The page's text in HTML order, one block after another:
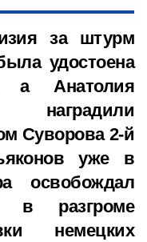
за штурм
удостоена
а Анатолия
наградили
Суворова 2-й
уже в
освобождал
в разгроме
немецких